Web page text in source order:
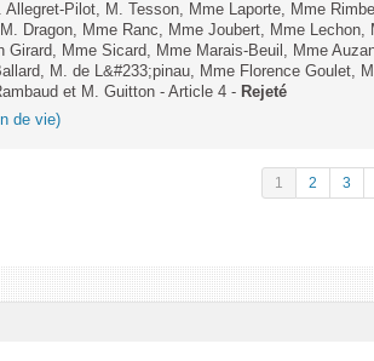
Allegret-Pilot, M. Tesson, Mme Laporte, Mme
Dragon, Mme Ranc, Mme Joubert, Mme
Girard, Mme Sicard, Mme Marais-Beuil, Mme
M. de L&#233;pinau, Mme Florence Goulet,
et M. Guitton - Article 4 - Rejeté
de vie)
1 2 3